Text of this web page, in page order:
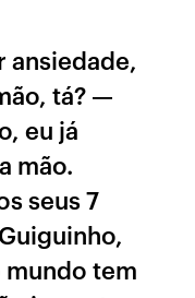
ansiedade,
tá? —
eu já
mão.
seus 7
tem